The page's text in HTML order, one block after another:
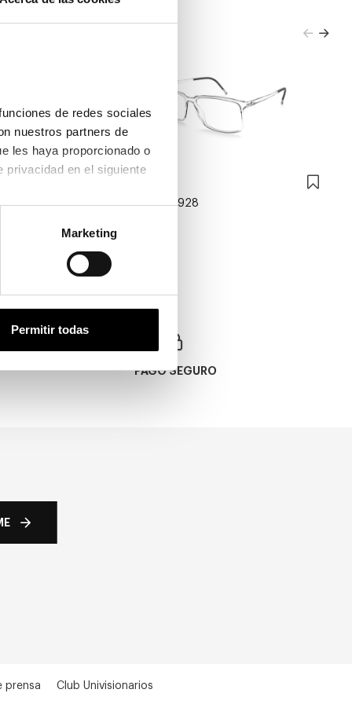
de redes sociales
nuestros partners de
les haya proporcionado o
Marketing
Permitir todas
Silhouette
SILHOUETTE 2928
3 colores
PAGO SEGURO
prensa Club Univisionarios